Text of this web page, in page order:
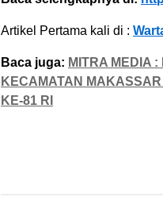
Artikel Pertama kali di :
Baca juga: MITRA MEDIA
KECAMATAN
KE-81 RI